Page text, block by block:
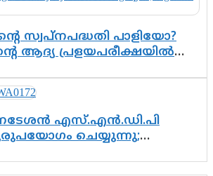
സ്വപ്നപദ്ധതി പാളിയോ?
ആദ്യ പ്രളയപരീക്ഷയിൽ
ചോദ്യങ്ങൾ
നടേശൻ എസ്.എൻ.ഡി.പി
ചെയ്യുന്നു;
പ്രസ്ഥാനത്തെ കാർന്നുതിന്നുന്ന
ഗോപാലൻ